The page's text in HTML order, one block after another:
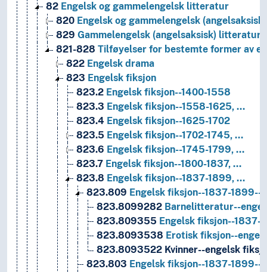
82 Engelsk og gammelengelsk litteratur
820 Engelsk og gammelengelsk
829 Gammelengelsk (angelsaksisk) litteratur
821-828 Tilføyelser for bestemte former av
822 Engelsk drama
823 Engelsk fiksjon
823.2 Engelsk fiksjon--1400-1558
823.3 Engelsk fiksjon--1558-1625, …
823.4 Engelsk fiksjon--1625-1702
823.5 Engelsk fiksjon--1702-1745, …
823.6 Engelsk fiksjon--1745-1799, …
823.7 Engelsk fiksjon--1800-1837, …
823.8 Engelsk fiksjon--1837-1899, …
823.809 Engelsk fiksjon--1837-
823.8099282 Barnelitteratur--
823.809355 Engelsk fiksjon--
823.8093538 Erotisk fiksjon--
823.8093522 Kvinner--engelsk
823.803 Engelsk fiksjon--1837-1899--